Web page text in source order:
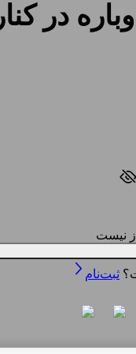
در
ثبت‌نام